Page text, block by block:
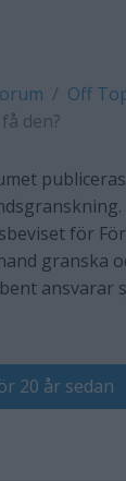
Off
den?
för
granska
ansvarar
20 år sedan